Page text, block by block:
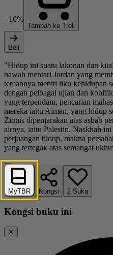
−10%
Tambah ke Troli
Beli
"Hidup ini suatu lakonan dan
bawah mentari Jordan yang
temannya meniti liku kehidupan
dengan pelbagai ujian dan
yang terpendam, pencarian
mereka iaitu Aiman, yang hidup
Zionis dipenjarakan atas asbab
airnya, iaitu Palestin. Naskhah
perjuangan hidup, makna
yang tertegak atas semangat
MyTBR Kongsi 2 Suka
Kongsi buku ini
✕